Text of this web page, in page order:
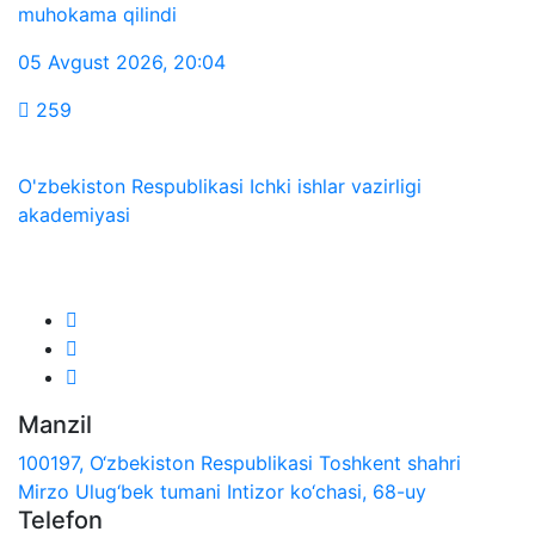
muhokama qilindi
05 Avgust 2026, 20:04
259
O'zbekiston Respublikasi Ichki ishlar vazirligi
akademiyasi
Manzil
100197, O‘zbekiston Respublikasi Toshkent shahri
Mirzo Ulug‘bek tumani Intizor ko‘chasi, 68-uy
Telefon